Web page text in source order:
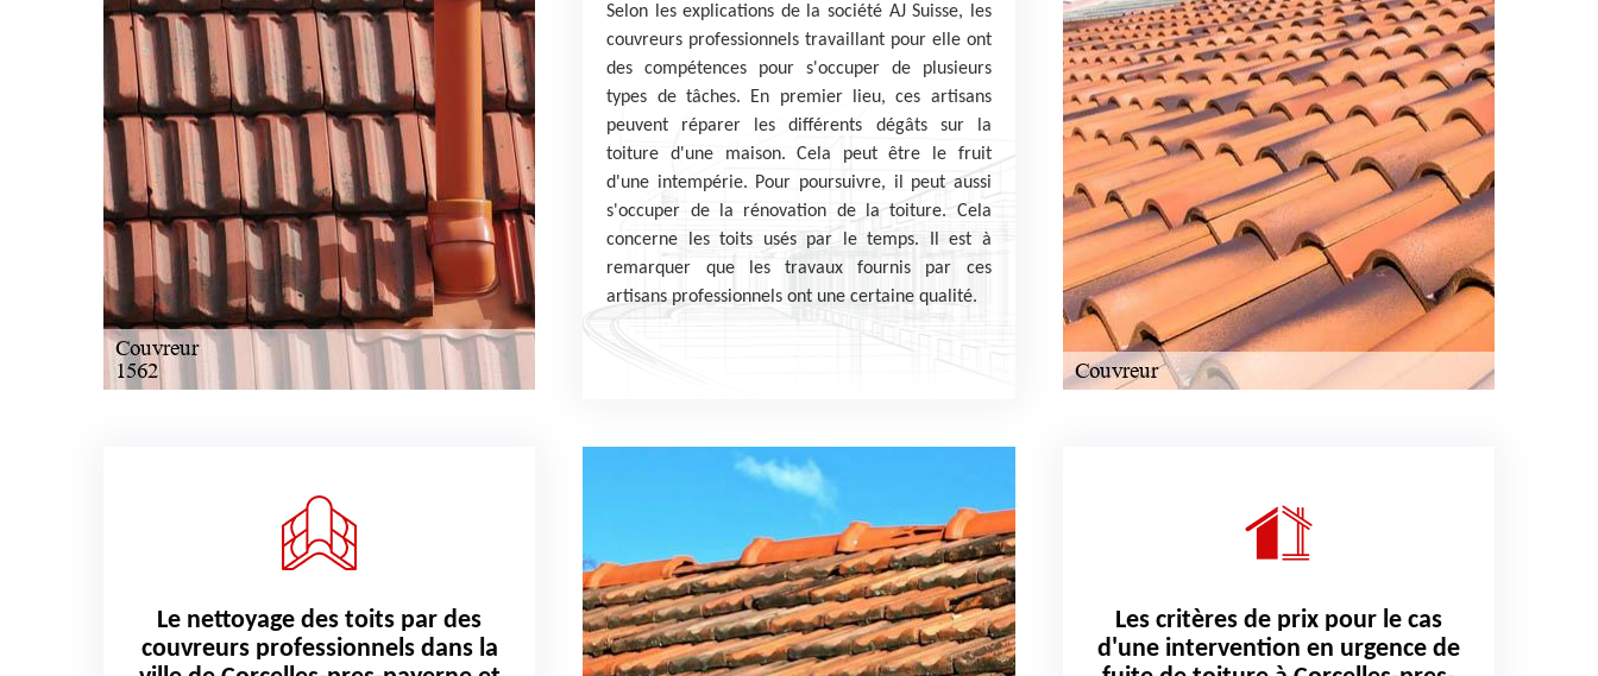
Selon les explications de la société AJ Suisse, les
couvreurs professionnels travaillant pour elle ont
des compétences pour s'occuper de plusieurs
types de tâches. En premier lieu, ces artisans
peuvent réparer les différents dégâts sur la
toiture d'une maison. Cela peut être le fruit
d'une intempérie. Pour poursuivre, il peut aussi
s'occuper de la rénovation de la toiture. Cela
concerne les toits usés par le temps. Il est à
remarquer que les travaux fournis par ces
artisans professionnels ont une certaine qualité.
Le nettoyage des toits par des
couvreurs professionnels dans la
Les critères de prix pour le cas
d'une intervention en urgence de